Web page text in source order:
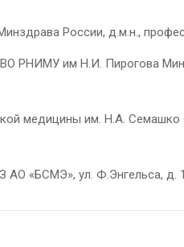
России, д.м.н.,
им Н.И. Пирогова
медицины им. Н.А.
«БСМЭ», ул. Ф.Энгельса, д.